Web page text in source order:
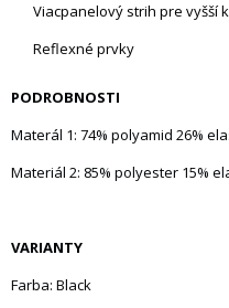
Viacpanelový strih pre vyšší
Reflexné prvky
PODROBNOSTI
Materál 1: 74% polyamid 26%
Materiál 2: 85% polyester 15%
VARIANTY
Farba: Black